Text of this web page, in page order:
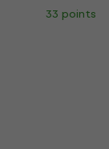
33 points